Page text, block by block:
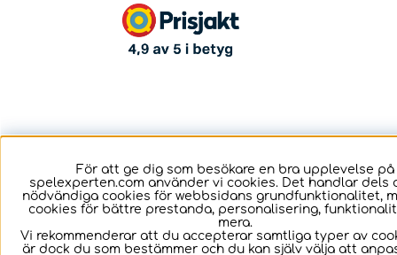
För att ge dig som besökare en bra upplevelse på
spelexperten.com använder vi cookies. Det handlar dels
nödvändiga cookies för webbsidans grundfunktionalitet,
cookies för bättre prestanda, personalisering,
mera.
Vi rekommenderar att du accepterar samtliga typer av
är dock du som bestämmer och du kan själv välja att